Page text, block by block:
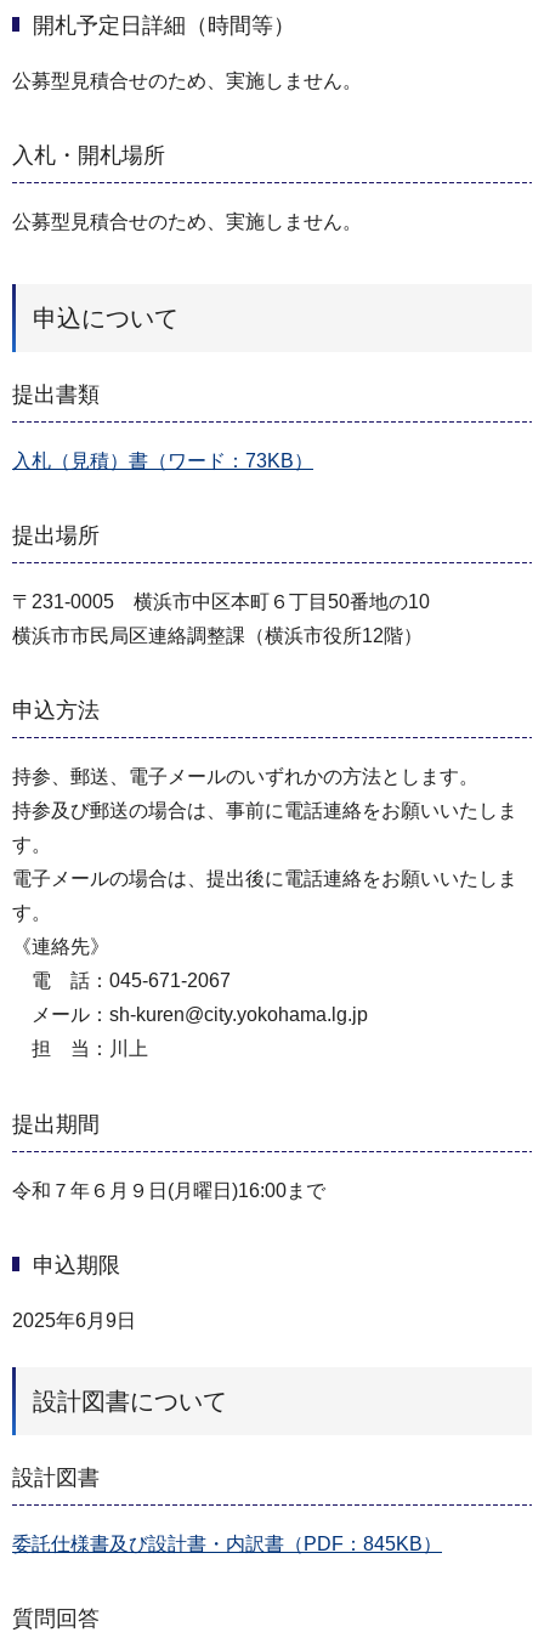
開札予定日詳細（時間等）
公募型見積合せのため、実施しません。
入札・開札場所
公募型見積合せのため、実施しません。
申込について
提出書類
入札（見積）書（ワード：73KB）
提出場所
〒231-0005 横浜市中区本町６丁目50番地の10
横浜市市民局区連絡調整課（横浜市役所12階）
申込方法
持参、郵送、電子メールのいずれかの方法とします。
持参及び郵送の場合は、事前に電話連絡をお願いいたしま
す。
電子メールの場合は、提出後に電話連絡をお願いいたしま
す。
《連絡先》
電 話：045-671-2067
メール：sh-kuren@city.yokohama.lg.jp
担 当：川上
提出期間
令和７年６月９日(月曜日)16:00まで
申込期限
2025年6月9日
設計図書について
設計図書
委託仕様書及び設計書・内訳書（PDF：845KB）
質問回答